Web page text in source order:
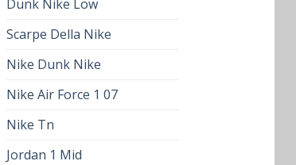
Dunk Nike Low
Scarpe Della Nike
Nike Dunk Nike
Nike Air Force 1 07
Nike Tn
Jordan 1 Mid